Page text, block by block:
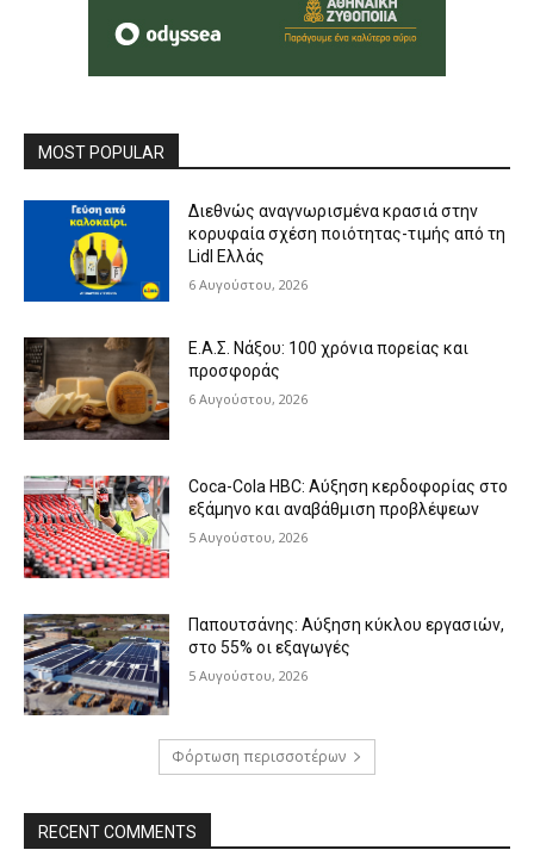
MOST POPULAR
Διεθνώς αναγνωρισμένα κρασιά στην
κορυφαία σχέση ποιότητας-τιμής από τη
Lidl Ελλάς
6 Αυγούστου, 2026
Ε.Α.Σ. Νάξου: 100 χρόνια πορείας και
προσφοράς
6 Αυγούστου, 2026
Coca-Cola HBC: Αύξηση κερδοφορίας στο
εξάμηνο και αναβάθμιση προβλέψεων
5 Αυγούστου, 2026
Παπουτσάνης: Αύξηση κύκλου εργασιών,
στο 55% οι εξαγωγές
5 Αυγούστου, 2026
Φόρτωση περισσοτέρων
RECENT COMMENTS